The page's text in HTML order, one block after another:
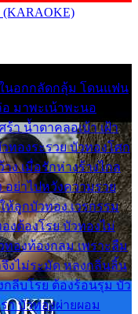
นอกกลัดกลุ้ม โดนแฟน
มาพะเน้าพะนอ
ร้า น้ำตาคลอเบ้า เฝ้า
ทองระรวย บัวทองโศก
ง เมื่อรักห่างร้างไกล
ย่าไปหวังความรวย
ห้ลูกบัวทอง เวรกรรม
งต้องโรย บัวทองไม่
องท้องกลม เพราะลืม
งไม่ระมัด หลงกลิ่นลิ้น
กลีบโรย ต้องร้อนรุม บัว
บัวทองผ่ายผอม